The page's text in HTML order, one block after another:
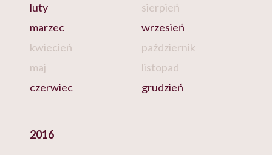
luty
marzec
kwiecień
maj
czerwiec
sierpień
wrzesień
październik
listopad
grudzień
2016